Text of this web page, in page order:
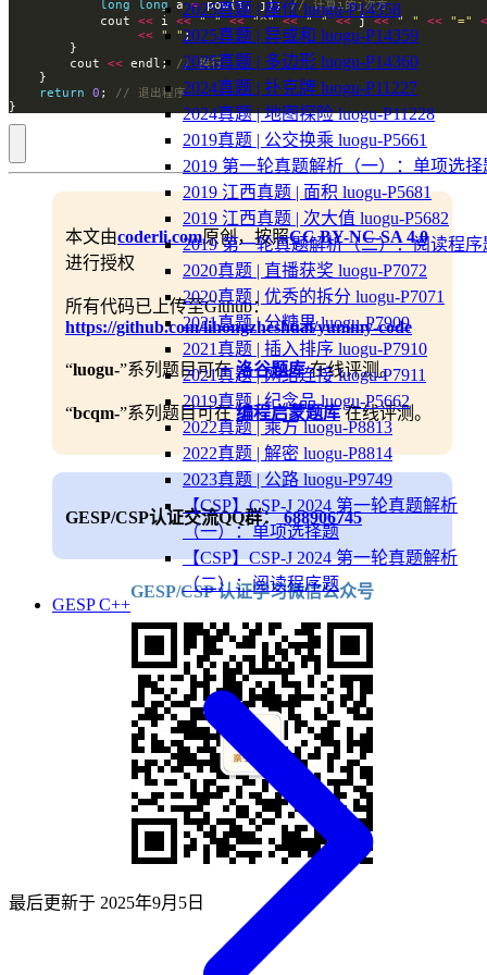
2025真题 | 座位 luogu-P14358
2025真题 | 异或和 luogu-P14359
2025真题 | 多边形 luogu-P14360
2024真题 | 扑克牌 luogu-P11227
2024真题 | 地图探险 luogu-P11228
2019真题 | 公交换乘 luogu-P5661
2019 第一轮真题解析（一）：单项选择
2019 江西真题 | 面积 luogu-P5681
2019 江西真题 | 次大值 luogu-P5682
2019 第一轮真题解析（二）：阅读程序
2020真题 | 直播获奖 luogu-P7072
2020真题 | 优秀的拆分 luogu-P7071
2021真题 | 分糖果 luogu-P7909
2021真题 | 插入排序 luogu-P7910
2021真题 | 网络连接 luogu-P7911
2019真题 | 纪念品 luogu-P5662
2022真题 | 乘方 luogu-P8813
2022真题 | 解密 luogu-P8814
2023真题 | 公路 luogu-P9749
【CSP】CSP-J 2024 第一轮真题解析
（一）：单项选择题
【CSP】CSP-J 2024 第一轮真题解析
（二）：阅读程序题
GESP C++
long long a = pow(i, j);
            cout
<< i << " " << "^" << " " << j << " " << "="
<<
" "
        cout
<< endl;
return
0 ;
}
本文由coderli.com原创，按照CC BY-NC-SA 4.0
进行授权
所有代码已上传至Github：
https://github.com/lihongzheshuai/yummy-code
“luogu-”系列题目可在洛谷题库在线评测。
“bcqm-”系列题目可在编程启蒙题库在线评测。
GESP/CSP认证交流QQ群： 688906745
GESP/CSP 认证学习微信公众号
最后更新于 2025年9月5日